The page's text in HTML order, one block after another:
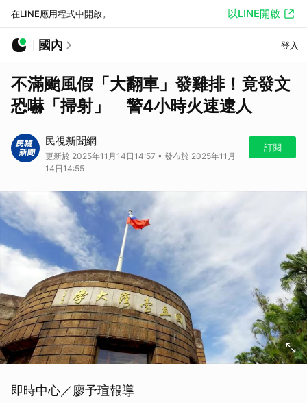
在LINE應用程式中開啟。 以LINE開啟
國內 登入
不滿颱風假「大翻車」發雞排！竟發文
恐嚇「掃射」 警4小時火速逮人
民視新聞網
更新於 2025年11月14日14:57 • 發布於 2025年11月
14日14:55
訂閱
即時中心／廖予瑄報導